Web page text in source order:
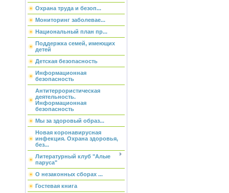
Охрана труда и безоп...
Мониторинг заболевае...
Национальный план пр...
Поддержка семей, имеющих
детей
Детская безопасность
Информационная
безопасность
Антитеррористическая
деятельность.
Информационная
безопасность
Мы за здоровый образ...
Новая коронавирусная
инфекция. Охрана здоровья,
без...
Литературный клуб "Алые
паруса"
О незаконных сборах ...
Гостевая книга